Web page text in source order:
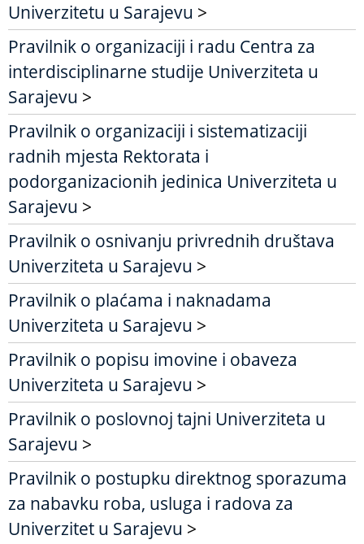
Univerzitetu u Sarajevu >
Pravilnik o organizaciji i radu Centra za
interdisciplinarne studije Univerziteta u
Sarajevu >
Pravilnik o organizaciji i sistematizaciji
radnih mjesta Rektorata i
podorganizacionih jedinica Univerziteta u
Sarajevu >
Pravilnik o osnivanju privrednih društava
Univerziteta u Sarajevu >
Pravilnik o plaćama i naknadama
Univerziteta u Sarajevu >
Pravilnik o popisu imovine i obaveza
Univerziteta u Sarajevu >
Pravilnik o poslovnoj tajni Univerziteta u
Sarajevu >
Pravilnik o postupku direktnog sporazuma
za nabavku roba, usluga i radova za
Univerzitet u Sarajevu >